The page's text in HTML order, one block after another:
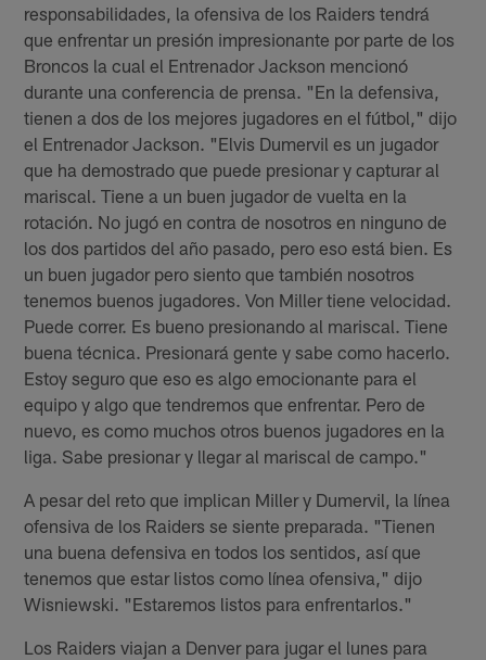
responsabilidades, la ofensiva de los Raiders tendrá
que enfrentar un presión impresionante por parte de los
Broncos la cual el Entrenador Jackson mencionó
durante una conferencia de prensa. "En la defensiva,
tienen a dos de los mejores jugadores en el fútbol," dijo
el Entrenador Jackson. "Elvis Dumervil es un jugador
que ha demostrado que puede presionar y capturar al
mariscal. Tiene a un buen jugador de vuelta en la
rotación. No jugó en contra de nosotros en ninguno de
los dos partidos del año pasado, pero eso está bien. Es
un buen jugador pero siento que también nosotros
tenemos buenos jugadores. Von Miller tiene velocidad.
Puede correr. Es bueno presionando al mariscal. Tiene
buena técnica. Presionará gente y sabe como hacerlo.
Estoy seguro que eso es algo emocionante para el
equipo y algo que tendremos que enfrentar. Pero de
nuevo, es como muchos otros buenos jugadores en la
liga. Sabe presionar y llegar al mariscal de campo."
A pesar del reto que implican Miller y Dumervil, la línea
ofensiva de los Raiders se siente preparada. "Tienen
una buena defensiva en todos los sentidos, así que
tenemos que estar listos como línea ofensiva," dijo
Wisniewski. "Estaremos listos para enfrentarlos."
Los Raiders viajan a Denver para jugar el lunes para